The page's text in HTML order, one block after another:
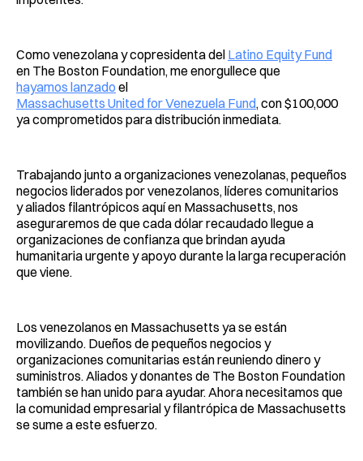
Como venezolana y copresidenta del Latino Equity Fund
en The Boston Foundation, me enorgullece que
hayamos lanzado el
Massachusetts United for Venezuela Fund, con $100,000
ya comprometidos para distribución inmediata.
Trabajando junto a organizaciones venezolanas, pequeños
negocios liderados por venezolanos, líderes comunitarios
y aliados filantrópicos aquí en Massachusetts, nos
aseguraremos de que cada dólar recaudado llegue a
organizaciones de confianza que brindan ayuda
humanitaria urgente y apoyo durante la larga recuperación
que viene.
Los venezolanos en Massachusetts ya se están
movilizando. Dueños de pequeños negocios y
organizaciones comunitarias están reuniendo dinero y
suministros. Aliados y donantes de The Boston Foundation
también se han unido para ayudar. Ahora necesitamos que
la comunidad empresarial y filantrópica de Massachusetts
se sume a este esfuerzo.